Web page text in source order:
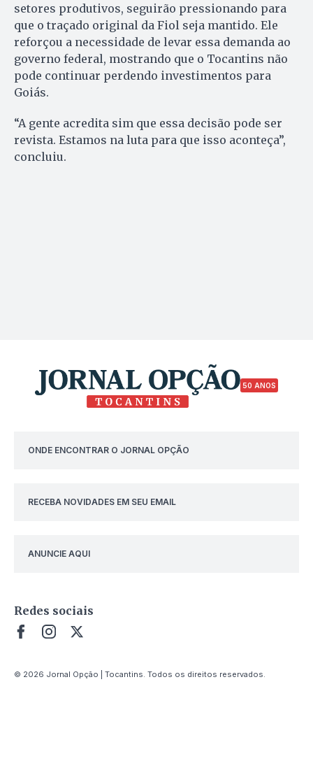
setores produtivos, seguirão pressionando para
que o traçado original da Fiol seja mantido. Ele
reforçou a necessidade de levar essa demanda ao
governo federal, mostrando que o Tocantins não
pode continuar perdendo investimentos para
Goiás.
“A gente acredita sim que essa decisão pode ser
revista. Estamos na luta para que isso aconteça”,
concluiu.
50 ANOS
ONDE ENCONTRAR O JORNAL OPÇÃO
RECEBA NOVIDADES EM SEU EMAIL
ANUNCIE AQUI
Redes sociais
© 2026 Jornal Opção | Tocantins. Todos os direitos reservados.